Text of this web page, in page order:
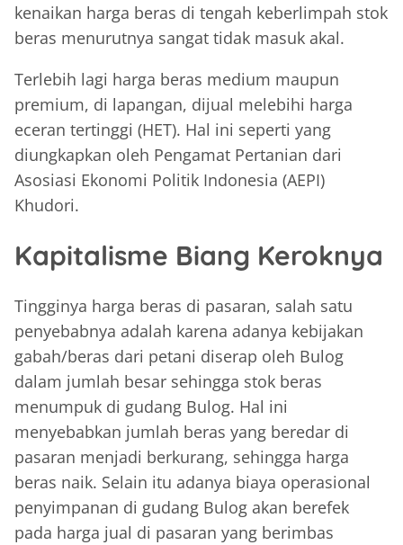
kenaikan harga beras di tengah keberlimpah stok
beras menurutnya sangat tidak masuk akal.
Terlebih lagi harga beras medium maupun
premium, di lapangan, dijual melebihi harga
eceran tertinggi (HET). Hal ini seperti yang
diungkapkan oleh Pengamat Pertanian dari
Asosiasi Ekonomi Politik Indonesia (AEPI)
Khudori.
Kapitalisme Biang Keroknya
Tingginya harga beras di pasaran, salah satu
penyebabnya adalah karena adanya kebijakan
gabah/beras dari petani diserap oleh Bulog
dalam jumlah besar sehingga stok beras
menumpuk di gudang Bulog. Hal ini
menyebabkan jumlah beras yang beredar di
pasaran menjadi berkurang, sehingga harga
beras naik. Selain itu adanya biaya operasional
penyimpanan di gudang Bulog akan berefek
pada harga jual di pasaran yang berimbas